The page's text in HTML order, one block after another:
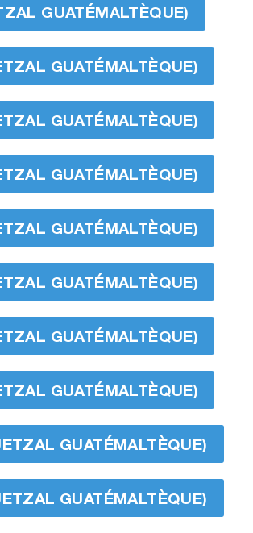
GUATÉMALTÈQUE)
GUATÉMALTÈQUE)
GUATÉMALTÈQUE)
GUATÉMALTÈQUE)
GUATÉMALTÈQUE)
GUATÉMALTÈQUE)
GUATÉMALTÈQUE)
GUATÉMALTÈQUE)
GUATÉMALTÈQUE)
GUATÉMALTÈQUE)